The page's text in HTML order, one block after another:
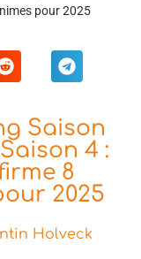
pour 2025
Saison
4 :
8
2025
Holveck